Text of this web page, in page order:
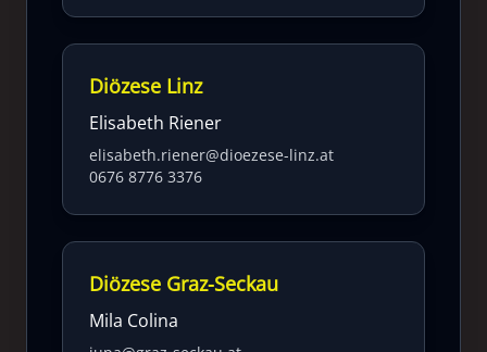
Diözese Linz
Elisabeth Riener
elisabeth.riener@dioezese-linz.at
0676 8776 3376
Diözese Graz-Seckau
Mila Colina